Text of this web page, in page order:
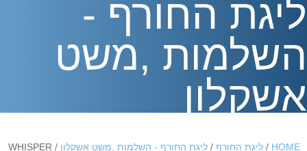
ליגת החורף -
השלמות ,משט
אשקלון
HOME
/ ליגת החורף / ליגת החורף - השלמות ,משט אשקלון / WHISPER